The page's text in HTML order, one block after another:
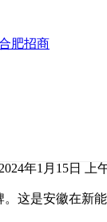
肥招商
年1月15日 上
。这是安徽在新